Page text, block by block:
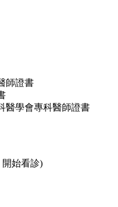
師證書
醫學會專科醫師證書
開始看診)